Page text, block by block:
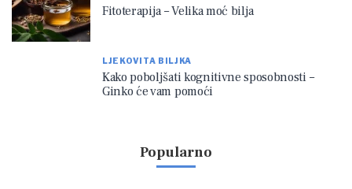
Fitoterapija – Velika moć bilja
LJEKOVITA BILJKA
Kako poboljšati kognitivne sposobnosti –
Ginko će vam pomoći
Popularno